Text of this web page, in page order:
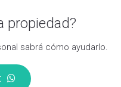
propiedad?
sabrá cómo ayudarlo.